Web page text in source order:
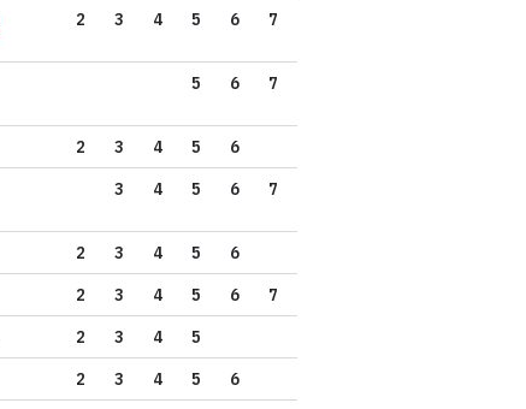
2 3 4 5 6 7
5 6 7
2 3 4 5
6
3 4 5 6 7
2 3 4 5
6
2 3 4 5 6
7
2 3 4
5
2 3 4 5
6